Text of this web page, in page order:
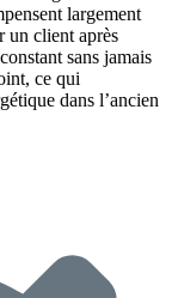
largement
un client après
sans jamais
ce qui
dans l’ancien